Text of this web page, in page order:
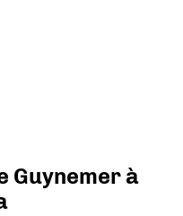
Guynemer à